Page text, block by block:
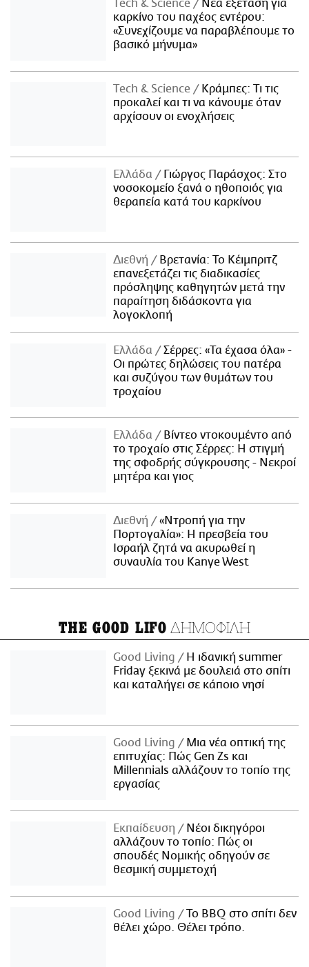
Τech & Science
Νέα εξέταση για
καρκίνο του παχέος εντέρου:
«Συνεχίζουμε να παραβλέπουμε το
βασικό μήνυμα»
Τech & Science
Κράμπες: Τι τις
προκαλεί και τι να κάνουμε όταν
αρχίσουν οι ενοχλήσεις
Ελλάδα
Γιώργος Παράσχος: Στο
νοσοκομείο ξανά ο ηθοποιός για
θεραπεία κατά του καρκίνου
Διεθνή
Βρετανία: Το Κέιμπριτζ
επανεξετάζει τις διαδικασίες
πρόσληψης καθηγητών μετά την
παραίτηση διδάσκοντα για
λογοκλοπή
Ελλάδα
Σέρρες: «Τα έχασα όλα» -
Οι πρώτες δηλώσεις του πατέρα
και συζύγου των θυμάτων του
τροχαίου
Ελλάδα
Βίντεο ντοκουμέντο από
το τροχαίο στις Σέρρες: Η στιγμή
της σφοδρής σύγκρουσης - Νεκροί
μητέρα και γιος
Διεθνή
«Ντροπή για την
Πορτογαλία»: Η πρεσβεία του
Ισραήλ ζητά να ακυρωθεί η
συναυλία του Kanye West
THE GOOD LIFO ΔΗΜΟΦΙΛΗ
Good Living
Η ιδανική summer
Friday ξεκινά με δουλειά στο σπίτι
και καταλήγει σε κάποιο νησί
Good Living
Μια νέα οπτική της
επιτυχίας: Πώς Gen Zs και
Millennials αλλάζουν το τοπίο της
εργασίας
Εκπαίδευση
Νέοι δικηγόροι
αλλάζουν το τοπίο: Πώς οι
σπουδές Νομικής οδηγούν σε
θεσμική συμμετοχή
Good Living
Το BBQ στο σπίτι δεν
θέλει χώρο. Θέλει τρόπο.